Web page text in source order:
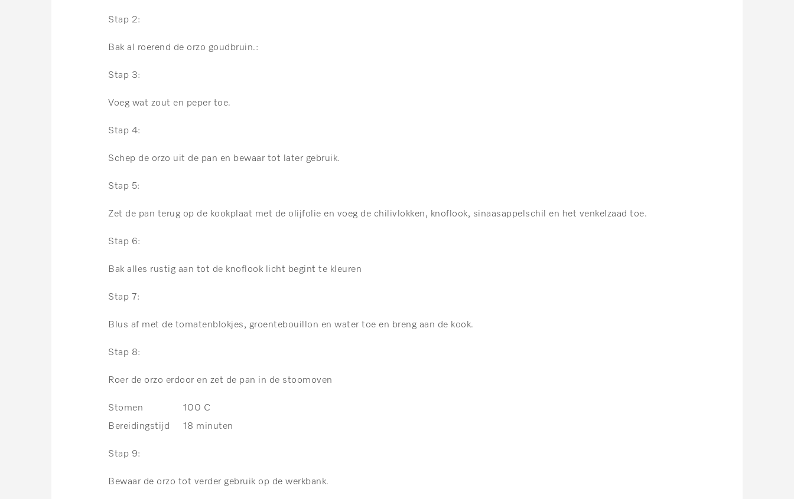
Stap 2:
Bak al roerend de orzo goudbruin.:
Stap 3:
Voeg wat zout en peper toe.
Stap 4:
Schep de orzo uit de pan en bewaar tot later gebruik.
Stap 5:
Zet de pan terug op de kookplaat met de olijfolie en voeg de chilivlokken, knoflook, sinaasappelschil en het venkelzaad toe.
Stap 6:
Bak alles rustig aan tot de knoflook licht begint te kleuren
Stap 7:
Blus af met de tomatenblokjes, groentebouillon en water toe en breng aan de kook.
Stap 8:
Roer de orzo erdoor en zet de pan in de stoomoven
Stomen 100 C
Bereidingstijd 18 minuten
Stap 9:
Bewaar de orzo tot verder gebruik op de werkbank.